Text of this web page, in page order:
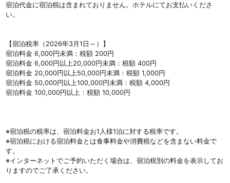
宿泊代金に宿泊税は含まれておりません。ホテルにてお支払いくださ
い。
【宿泊税率（2026年3月1日～）】
宿泊料金 6,000円未満：税額 200円
宿泊料金 6,000円以上20,000円未満：税額 400円
宿泊料金 20,000円以上50,000円未満：税額 1,000円
宿泊料金 50,000円以上100,000円未満：税額 4,000円
宿泊料金 100,000円以上：税額 10,000円
※宿泊税の税率は、宿泊料金お1人様1泊に対する税率です。
※宿泊税における宿泊料金とは食事料金や消費税などを含まない料金で
す。
※インターネットでご予約いただく場合は、宿泊税別の料金を表示してお
りますのでご了承ください。